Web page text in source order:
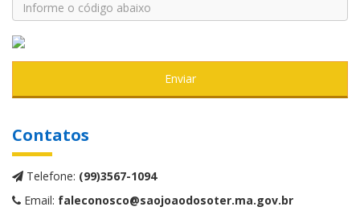
Enviar
Contatos
Telefone: (99)3567-1094
Email: faleconosco@saojoaodosoter.ma.gov.br